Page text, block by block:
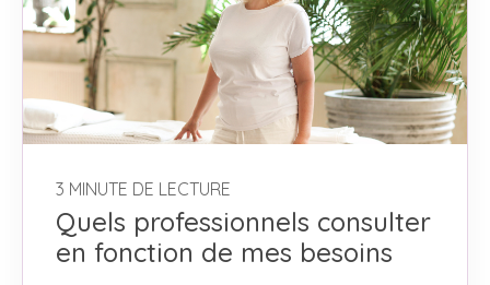
3 MINUTE DE LECTURE
Quels professionnels consulter
en fonction de mes besoins